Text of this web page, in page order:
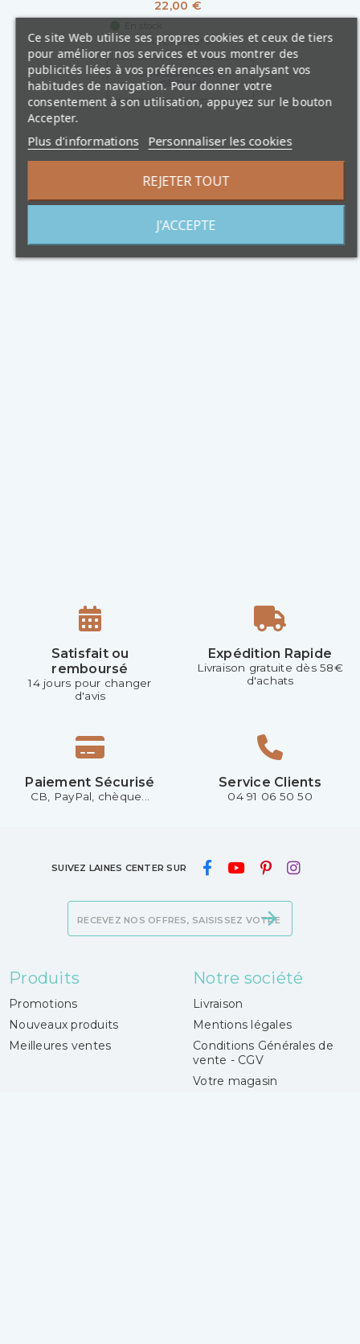
22,00 €
15 couleurs
CHOISISSEZ UNE
OPTION
Satisfait ou
remboursé
14 jours pour changer
d'avis
Expédition Rapide
Livraison gratuite dès 58€
d'achats
Paiement Sécurisé
CB, PayPal, chèque...
Service Clients
04 91 06 50 50
SUIVEZ LAINES CENTER SUR
Produits
Promotions
Nouveaux produits
Meilleures ventes
Notre société
Livraison
Mentions légales
Conditions Générales de
vente - CGV
Votre magasin
Ce site Web utilise ses propres cookies et ceux de tiers
pour améliorer nos services et vous montrer des
publicités liées à vos préférences en analysant vos
habitudes de navigation. Pour donner votre
consentement à son utilisation, appuyez sur le bouton
Accepter.
Plus d'informations Personnaliser les cookies
REJETER TOUT
J'ACCEPTE